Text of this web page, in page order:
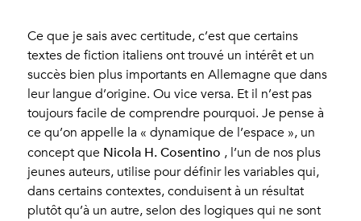
Ce que je sais avec certitude, c’est que certains
textes de fiction italiens ont trouvé un intérêt et un
succès bien plus importants en Allemagne que dans
leur langue d’origine. Ou vice versa. Et il n’est pas
toujours facile de comprendre pourquoi. Je pense à
ce qu’on appelle la « dynamique de l’espace », un
concept que Nicola H. Cosentino , l’un de nos plus
jeunes auteurs, utilise pour définir les variables qui,
dans certains contextes, conduisent à un résultat
plutôt qu’à un autre, selon des logiques qui ne sont